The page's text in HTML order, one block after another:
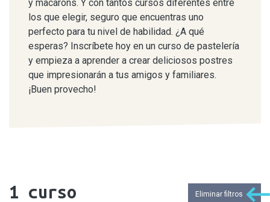
y macarons. Y con tantos cursos diferentes entre
los que elegir, seguro que encuentras uno
perfecto para tu nivel de habilidad. ¿A qué
esperas? Inscríbete hoy en un curso de pastelería
y empieza a aprender a crear deliciosos postres
que impresionarán a tus amigos y familiares.
¡Buen provecho!
1 curso Eliminar filtros